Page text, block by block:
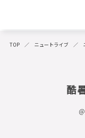
TOP ニュートライブ
酷